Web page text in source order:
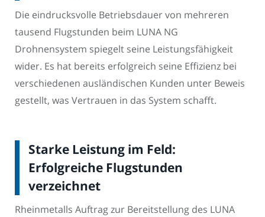
Die eindrucksvolle Betriebsdauer von mehreren
tausend Flugstunden beim LUNA NG
Drohnensystem spiegelt seine Leistungsfähigkeit
wider. Es hat bereits erfolgreich seine Effizienz bei
verschiedenen ausländischen Kunden unter Beweis
gestellt, was Vertrauen in das System schafft.
Starke Leistung im Feld:
Erfolgreiche Flugstunden
verzeichnet
Rheinmetalls Auftrag zur Bereitstellung des LUNA